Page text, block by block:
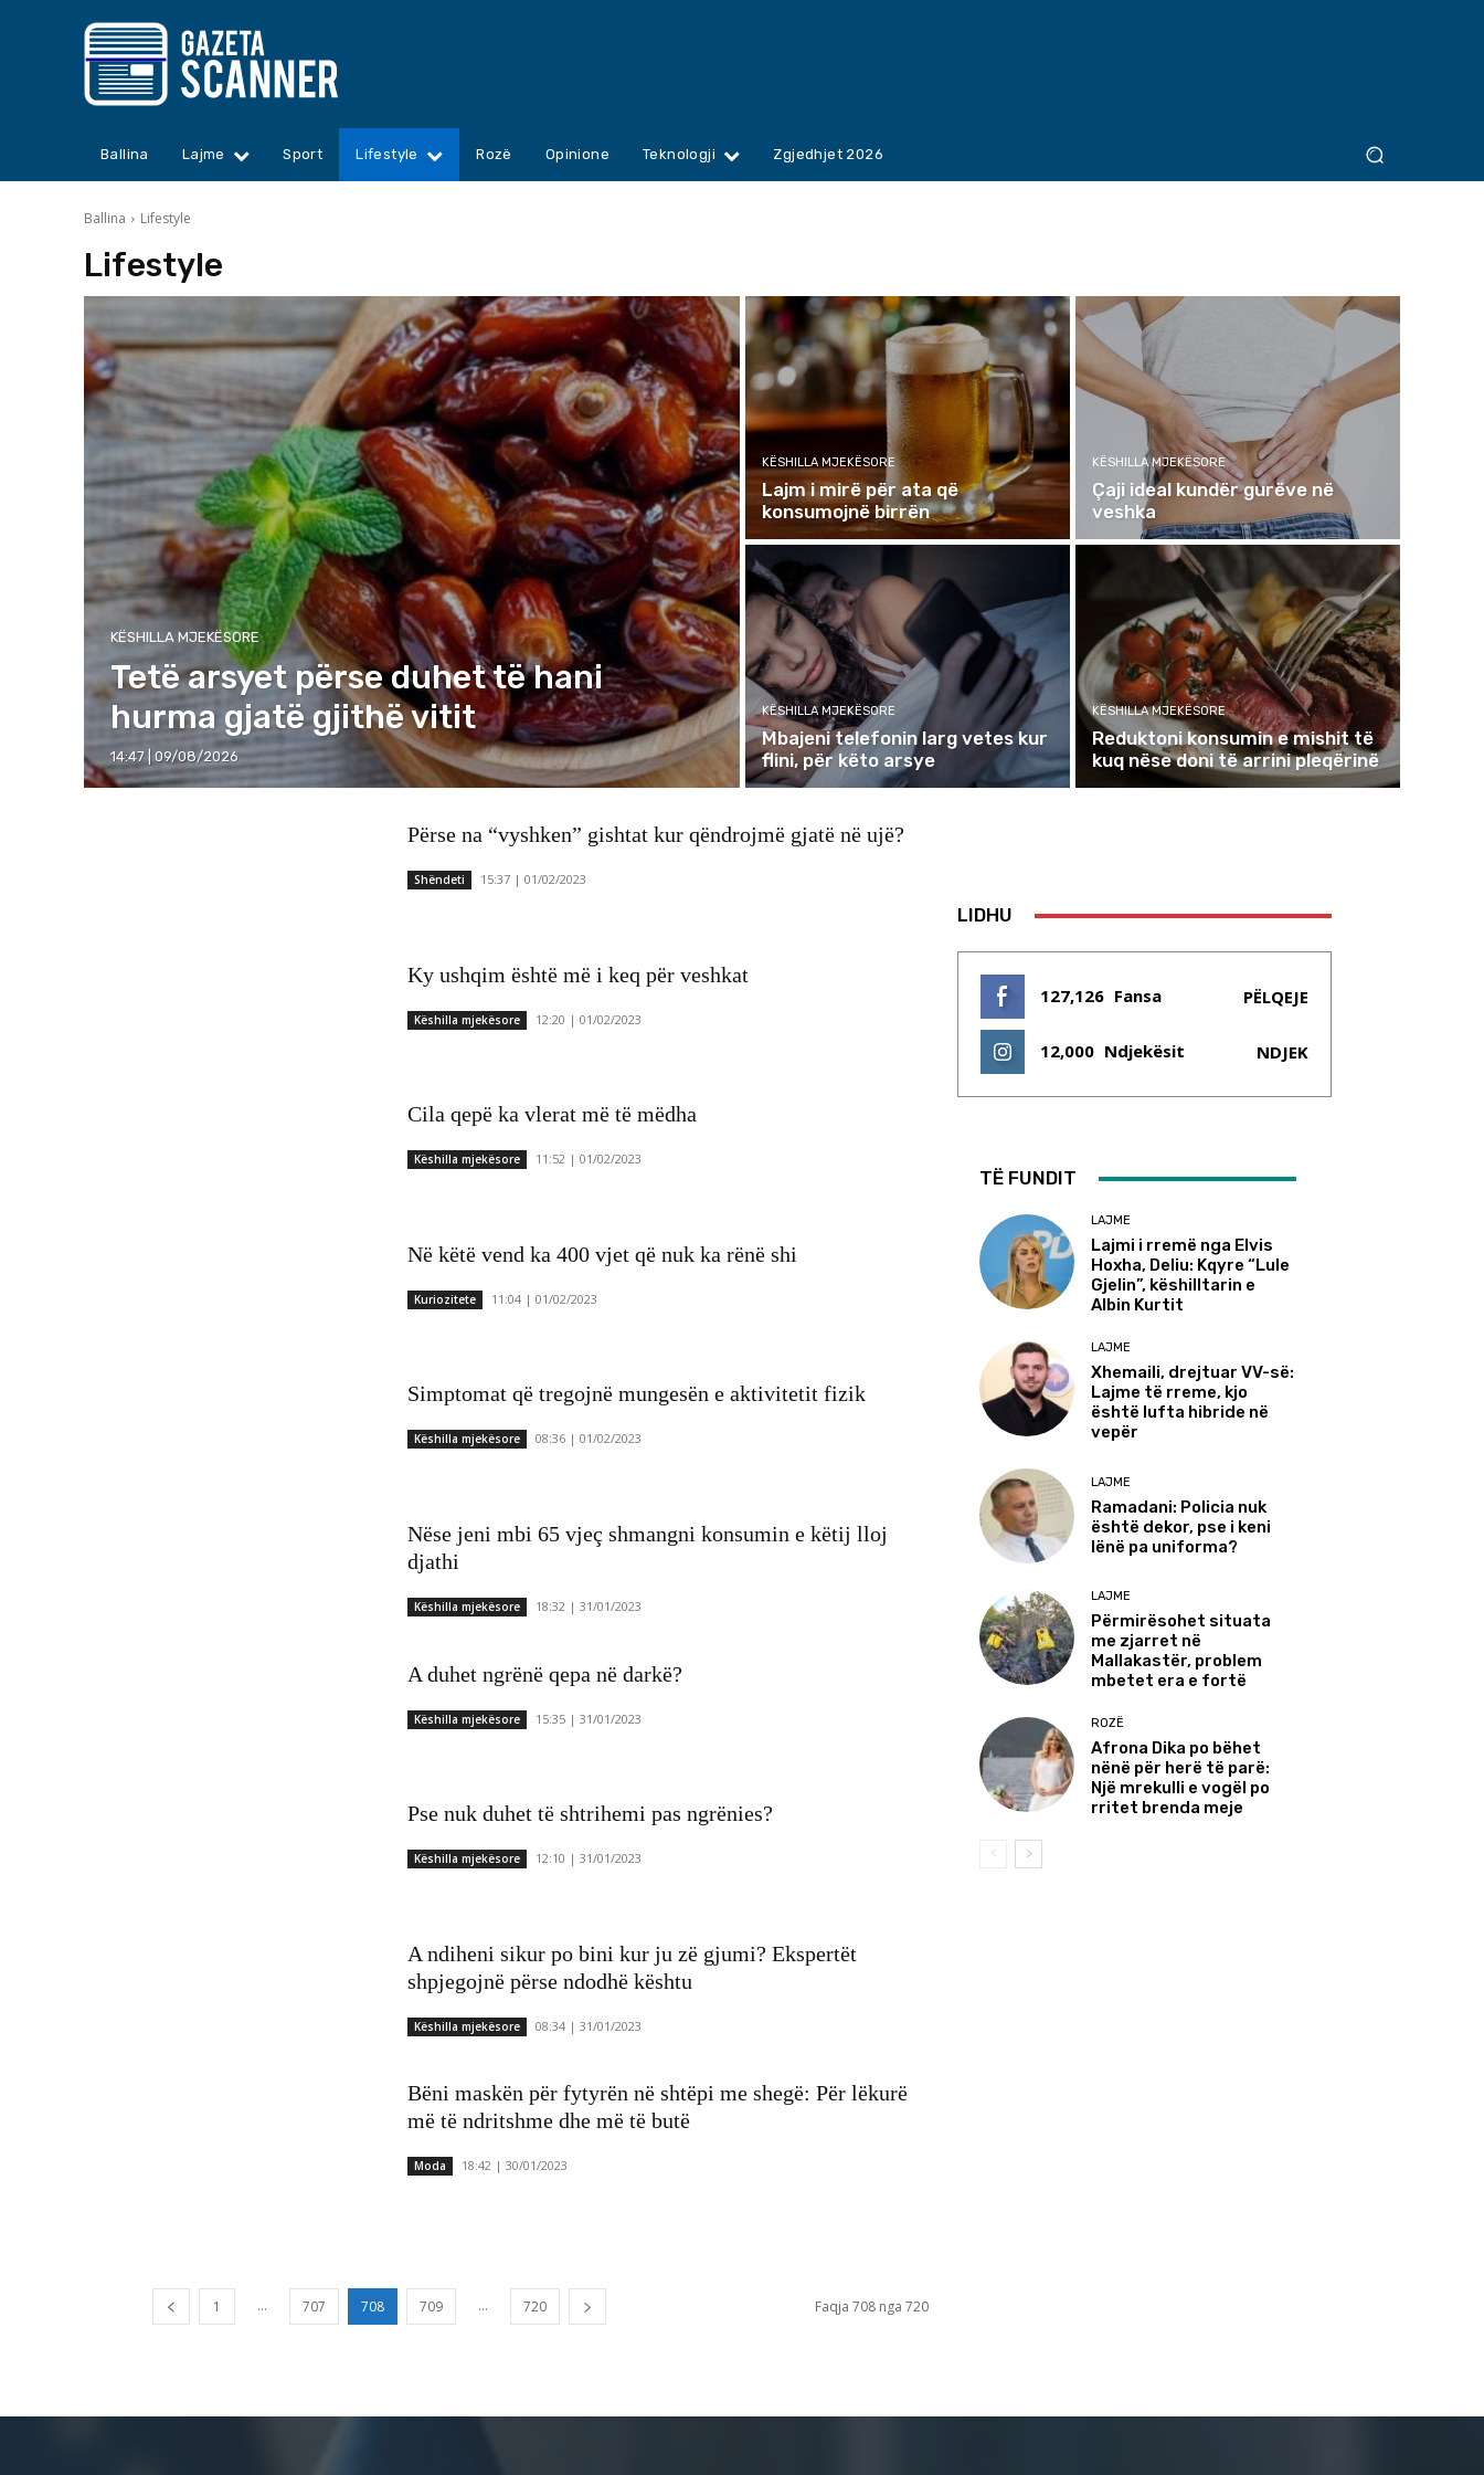
Ballina Lajme Sport Lifestyle Rozë Opinione Teknologji Zgjedhjet 2026
Ballina Lifestyle
Lifestyle
KËSHILLA MJEKËSORE
Tetë arsyet përse duhet të hani
hurma gjatë gjithë vitit
14:47 | 09/08/2026
KËSHILLA MJEKËSORE
Lajm i mirë për ata që
konsumojnë birrën
KËSHILLA MJEKËSORE
Çaji ideal kundër gurëve në
veshka
KËSHILLA MJEKËSORE
Mbajeni telefonin larg vetes kur
flini, për këto arsye
KËSHILLA MJEKËSORE
Reduktoni konsumin e mishit të
kuq nëse doni të arrini pleqërinë
Përse na “vyshken” gishtat kur qëndrojmë gjatë në ujë?
Shëndeti 15:37 | 01/02/2023
Ky ushqim është më i keq për veshkat
Këshilla mjekësore 12:20 | 01/02/2023
Cila qepë ka vlerat më të mëdha
Këshilla mjekësore 11:52 | 01/02/2023
Në këtë vend ka 400 vjet që nuk ka rënë shi
Kuriozitete 11:04 | 01/02/2023
Simptomat që tregojnë mungesën e aktivitetit fizik
Këshilla mjekësore 08:36 | 01/02/2023
Nëse jeni mbi 65 vjeç shmangni konsumin e këtij lloj
djathi
Këshilla mjekësore 18:32 | 31/01/2023
A duhet ngrënë qepa në darkë?
Këshilla mjekësore 15:35 | 31/01/2023
Pse nuk duhet të shtrihemi pas ngrënies?
Këshilla mjekësore 12:10 | 31/01/2023
A ndiheni sikur po bini kur ju zë gjumi? Ekspertët
shpjegojnë përse ndodhë kështu
Këshilla mjekësore 08:34 | 31/01/2023
Bëni maskën për fytyrën në shtëpi me shegë: Për lëkurë
më të ndritshme dhe më të butë
Moda 18:42 | 30/01/2023
1 ... 707 708 709 ... 720 Faqja 708 nga 720
LIDHU
127,126 Fansa PËLQEJE
12,000 Ndjekësit NDJEK
TË FUNDIT
LAJME
Lajmi i rremë nga Elvis
Hoxha, Deliu: Kqyre “Lule
Gjelin”, këshilltarin e
Albin Kurtit
LAJME
Xhemaili, drejtuar VV-së:
Lajme të rreme, kjo
është lufta hibride në
vepër
LAJME
Ramadani: Policia nuk
është dekor, pse i keni
lënë pa uniforma?
LAJME
Përmirësohet situata
me zjarret në
Mallakastër, problem
mbetet era e fortë
ROZË
Afrona Dika po bëhet
nënë për herë të parë:
Një mrekulli e vogël po
rritet brenda meje